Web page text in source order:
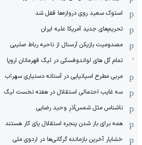
استوک سعید روی دروازه‌ها قفل شد
تحریم‌های جدید آمریکا علیه ایران
مصدومیت بازیکن آرسنال از ناحیه رباط صلیبی
تمام گل های لواندوفسکی در لیگ قهرمانان اروپا
مربی مطرح اسپانیایی در آستانه دستیاری سهراب
سه غایب احتمالی استقلال در هفته نخست لیگ
ناشناس مثل شمس‌آذرِ وحید رضایی
همه برای باز شدن پنجره استقلال پای کار هستند
خشایار آخرین بازمانده گرگانی‌ها در اردوی ملی